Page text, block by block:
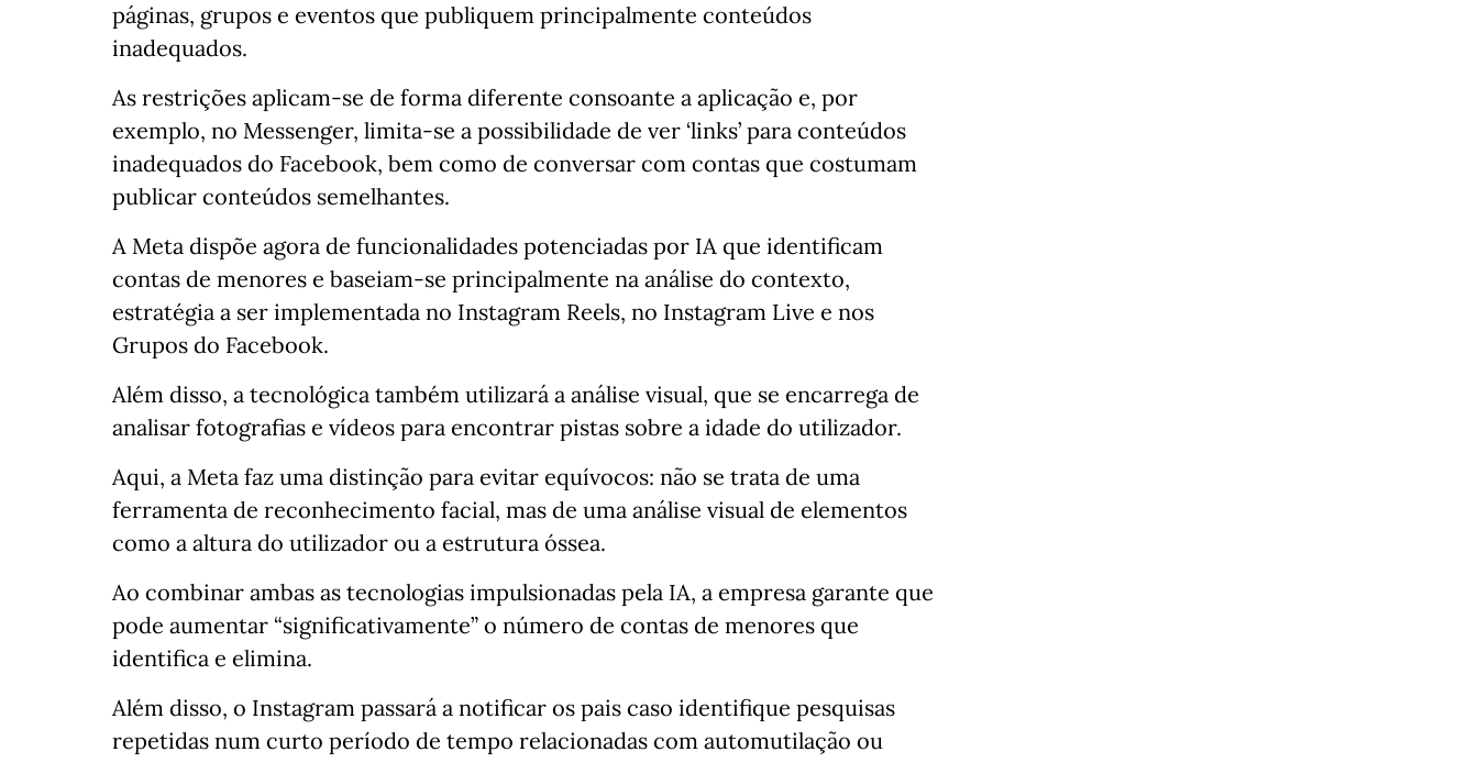
páginas, grupos e eventos que publiquem principalmente conteúdos
inadequados.
As restrições aplicam-se de forma diferente consoante a aplicação e, por
exemplo, no Messenger, limita-se a possibilidade de ver ‘links’ para conteúdos
inadequados do Facebook, bem como de conversar com contas que costumam
publicar conteúdos semelhantes.
A Meta dispõe agora de funcionalidades potenciadas por IA que identificam
contas de menores e baseiam-se principalmente na análise do contexto,
estratégia a ser implementada no Instagram Reels, no Instagram Live e nos
Grupos do Facebook.
Além disso, a tecnológica também utilizará a análise visual, que se encarrega de
analisar fotografias e vídeos para encontrar pistas sobre a idade do utilizador.
Aqui, a Meta faz uma distinção para evitar equívocos: não se trata de uma
ferramenta de reconhecimento facial, mas de uma análise visual de elementos
como a altura do utilizador ou a estrutura óssea.
Ao combinar ambas as tecnologias impulsionadas pela IA, a empresa garante que
pode aumentar “significativamente” o número de contas de menores que
identifica e elimina.
Além disso, o Instagram passará a notificar os pais caso identifique pesquisas
repetidas num curto período de tempo relacionadas com automutilação ou